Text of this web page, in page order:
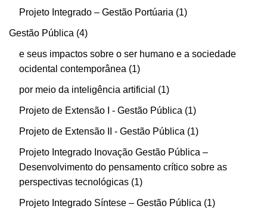
Projeto Integrado – Gestão Portúaria 1
Gestão Pública 4
e seus impactos sobre o ser humano e a sociedade
ocidental contemporânea
1
por meio da inteligência artificial 1
Projeto de Extensão I - Gestão Pública 1
Projeto de Extensão II - Gestão Pública 1
Projeto Integrado Inovação Gestão Pública –
Desenvolvimento do pensamento crítico sobre as
perspectivas tecnológicas 1
Projeto Integrado Síntese – Gestão Pública 1